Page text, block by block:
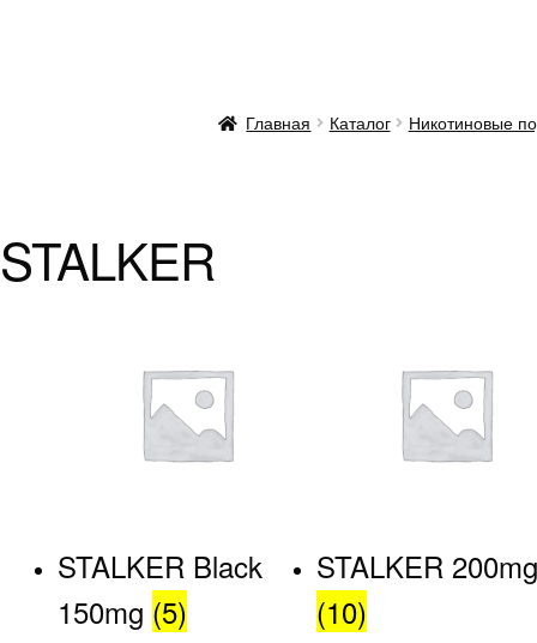
Главная Каталог Никотиновые
STALKER
STALKER Black
150mg (5)
STALKER 200mg
(10)